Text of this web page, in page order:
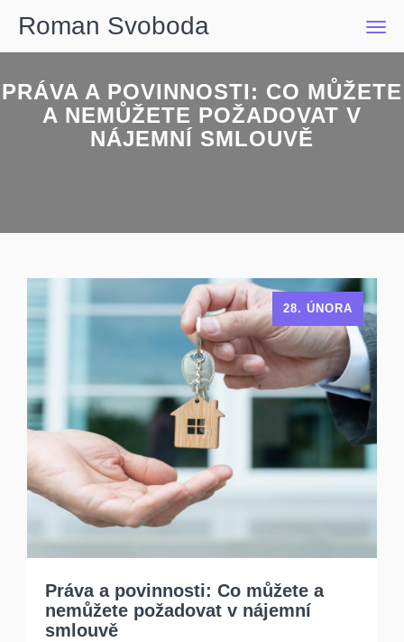
Roman Svoboda
PRÁVA A POVINNOSTI: CO MŮŽETE
A NEMŮŽETE POŽADOVAT V
NÁJEMNÍ SMLOUVĚ
Práva a povinnosti: Co můžete a
nemůžete požadovat v nájemní
smlouvě
28. ÚNORA